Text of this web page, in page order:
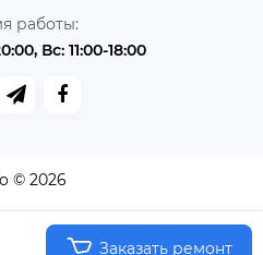
Заказать ремонт
работы:
Вс: 11:00-18:00
© 2026